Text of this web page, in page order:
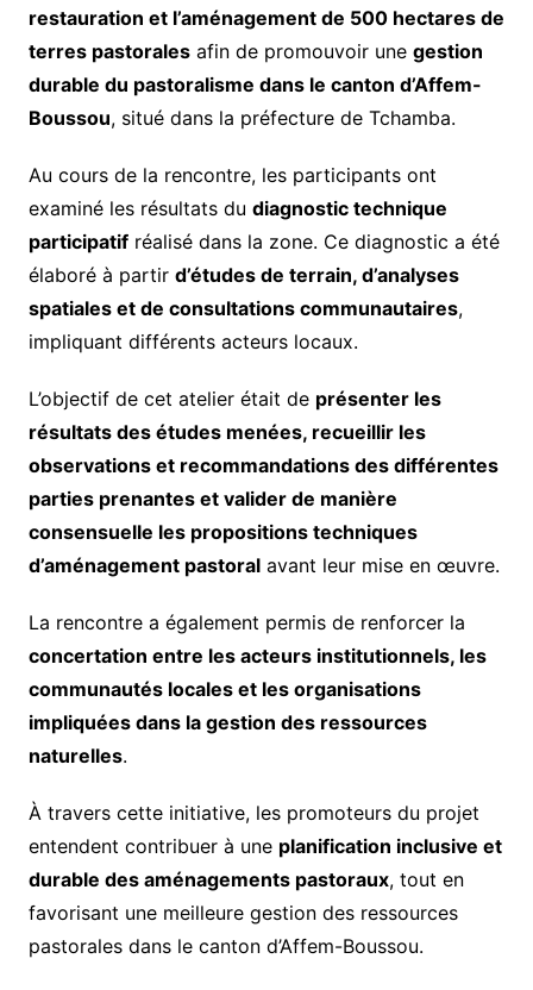
restauration et l’aménagement de 500 hectares de
terres pastoralesafin de promouvoir une gestion
durable du pastoralisme dans le canton d’Affem-
Boussou, situé dans la préfecture de Tchamba.
Au cours de la rencontre, les participants ont
examiné les résultats du diagnostic technique
participatifréalisé dans la zone. Ce diagnostic a été
élaboré à partir d’études de terrain, d’analyses
spatiales et de consultations communautaires,
impliquant différents acteurs locaux.
L’objectif de cet atelier était de présenter les
résultats des études menées, recueillir les
observations et recommandations des différentes
parties prenantes et valider de manière
consensuelle les propositions techniques
d’aménagement pastoralavant leur mise en œuvre.
La rencontre a également permis de renforcer la
concertation entre les acteurs institutionnels, les
communautés locales et les organisations
impliquées dans la gestion des ressources
naturelles.
À travers cette initiative, les promoteurs du projet
entendent contribuer à une planification inclusive et
durable des aménagements pastoraux, tout en
favorisant une meilleure gestion des ressources
pastorales dans le canton d’Affem-Boussou.